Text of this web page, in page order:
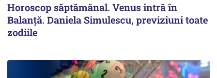
Horoscop săptămânal. Venus intră în
Balanță. Daniela Simulescu, previziuni toate
zodiile